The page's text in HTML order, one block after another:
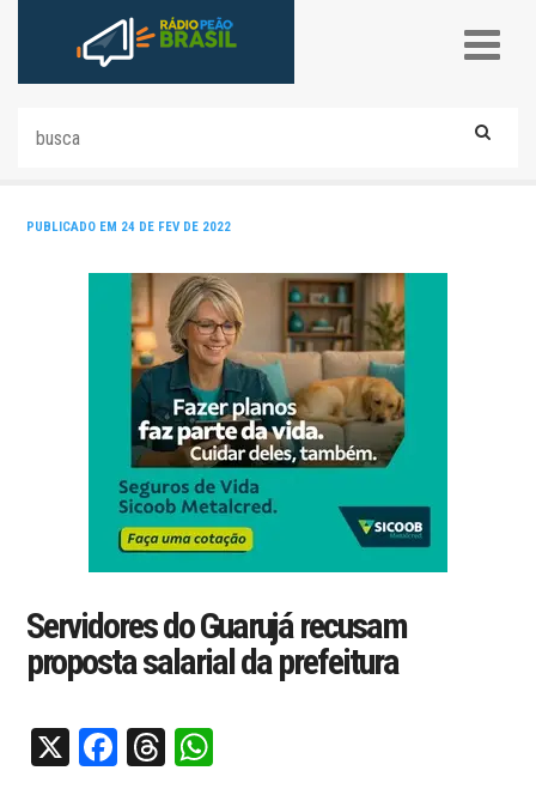
PUBLICADO EM 24 DE FEV DE 2022
Servidores do Guarujá recusam
proposta salarial da prefeitura
X Facebook
Threads